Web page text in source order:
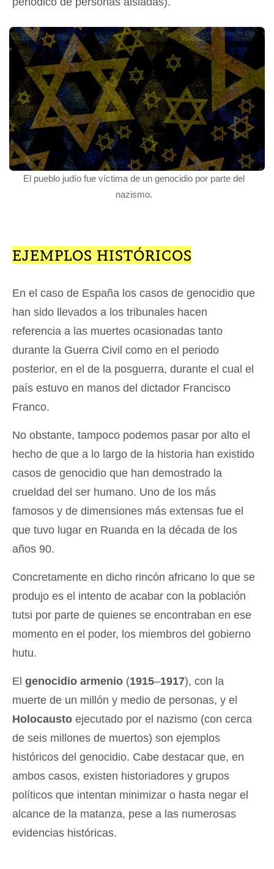
El pueblo judío fue víctima de un genocidio por parte del
nazismo.
EJEMPLOS HISTÓRICOS
En el caso de España los casos de genocidio que
han sido llevados a los tribunales hacen
referencia a las muertes ocasionadas tanto
durante la Guerra Civil como en el periodo
posterior, en el de la posguerra, durante el cual el
país estuvo en manos del dictador Francisco
Franco.
No obstante, tampoco podemos pasar por alto el
hecho de que a lo largo de la historia han existido
casos de genocidio que han demostrado la
crueldad del ser humano. Uno de los más
famosos y de dimensiones más extensas fue el
que tuvo lugar en Ruanda en la década de los
años 90.
Concretamente en dicho rincón africano lo que se
produjo es el intento de acabar con la población
tutsi por parte de quienes se encontraban en ese
momento en el poder, los miembros del gobierno
hutu.
El genocidio armenio (1915–1917), con la
muerte de un millón y medio de personas, y el
Holocausto ejecutado por el nazismo (con cerca
de seis millones de muertos) son ejemplos
históricos del genocidio. Cabe destacar que, en
ambos casos, existen historiadores y grupos
políticos que intentan minimizar o hasta negar el
alcance de la matanza, pese a las numerosas
evidencias históricas.